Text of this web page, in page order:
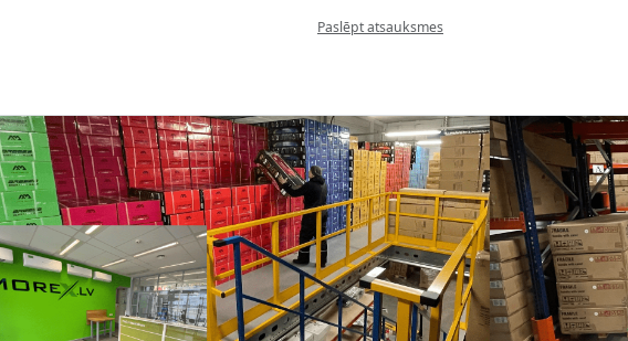
Paslēpt atsauksmes